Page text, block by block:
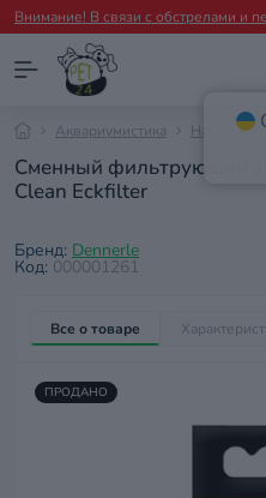
Аквариумистика
Сменный фильтрующий
Clean Eckfilter
Бренд: Dennerle
Код: 000001261
Все о товаре
ПРОДАНО